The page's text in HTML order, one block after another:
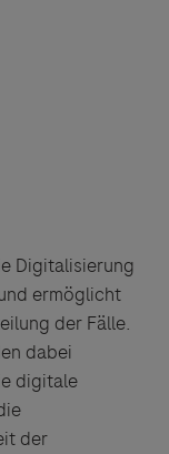
Digitalisierung
ermöglicht
der Fälle.
dabei
digitale
der